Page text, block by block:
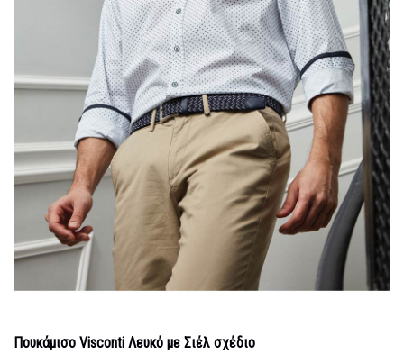
Πουκάμισο Visconti Λευκό με Σιέλ σχέδιο